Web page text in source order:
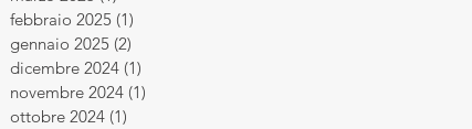
febbraio 2025 (1)
gennaio 2025 (2)
dicembre 2024 (1)
novembre 2024 (1)
ottobre 2024 (1)